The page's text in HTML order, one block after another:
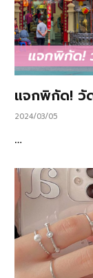
แจกพิกัด! วั
2024/03/05
…